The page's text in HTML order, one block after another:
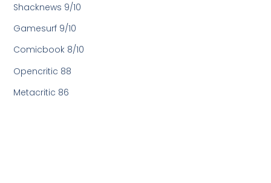
Shacknews 9/10
Gamesurf 9/10
Comicbook 8/10
Opencritic 88
Metacritic 86